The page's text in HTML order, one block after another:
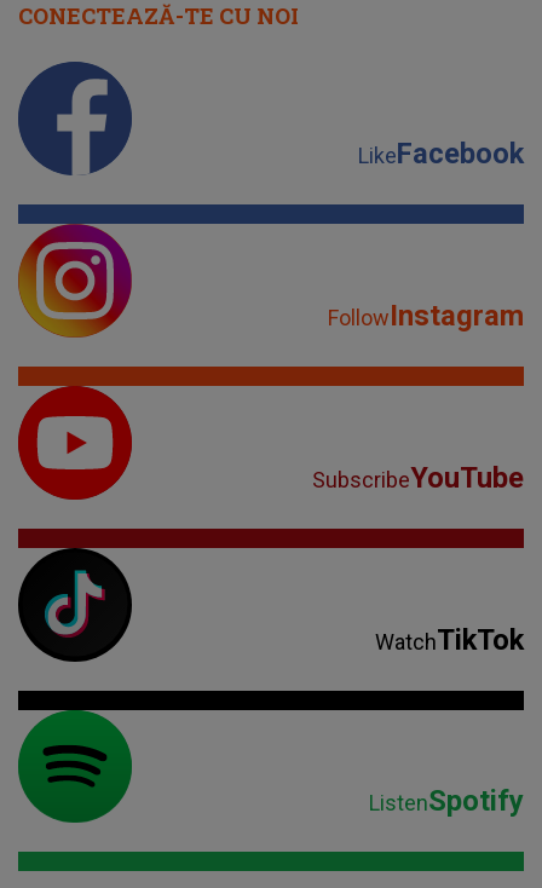
CONECTEAZĂ-TE CU NOI
LikeFacebook
FollowInstagram
SubscribeYouTube
WatchTikTok
ListenSpotify